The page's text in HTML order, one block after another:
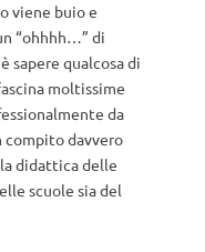
viene buio e
“ohhhh…” di
sapere qualcosa di
moltissime
da
compito davvero
didattica delle
scuole sia del